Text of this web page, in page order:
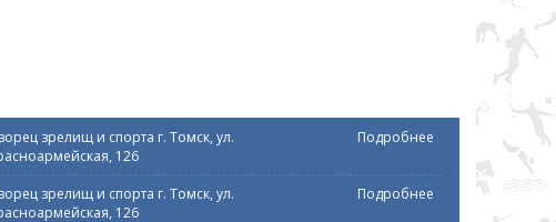
зрелищ и спорта г. Томск, ул.
126
Подробнее
зрелищ и спорта г. Томск, ул.
126
Подробнее